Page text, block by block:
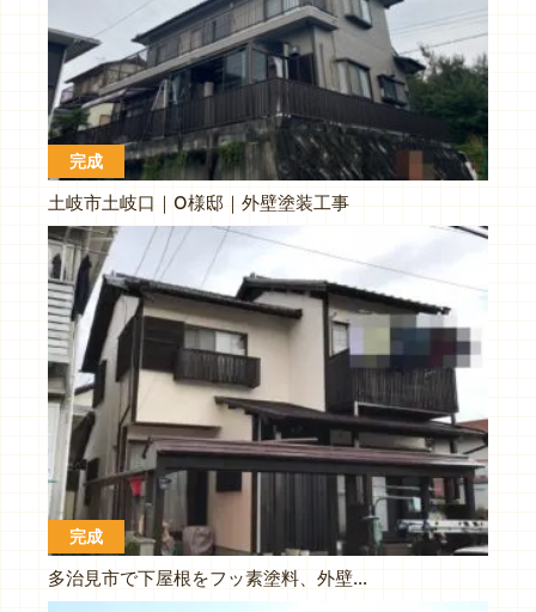
完成
土岐市土岐口｜O様邸｜外壁塗装工事
完成
多治見市で下屋根をフッ素塗料、外壁をシリコン塗料で塗り替えです